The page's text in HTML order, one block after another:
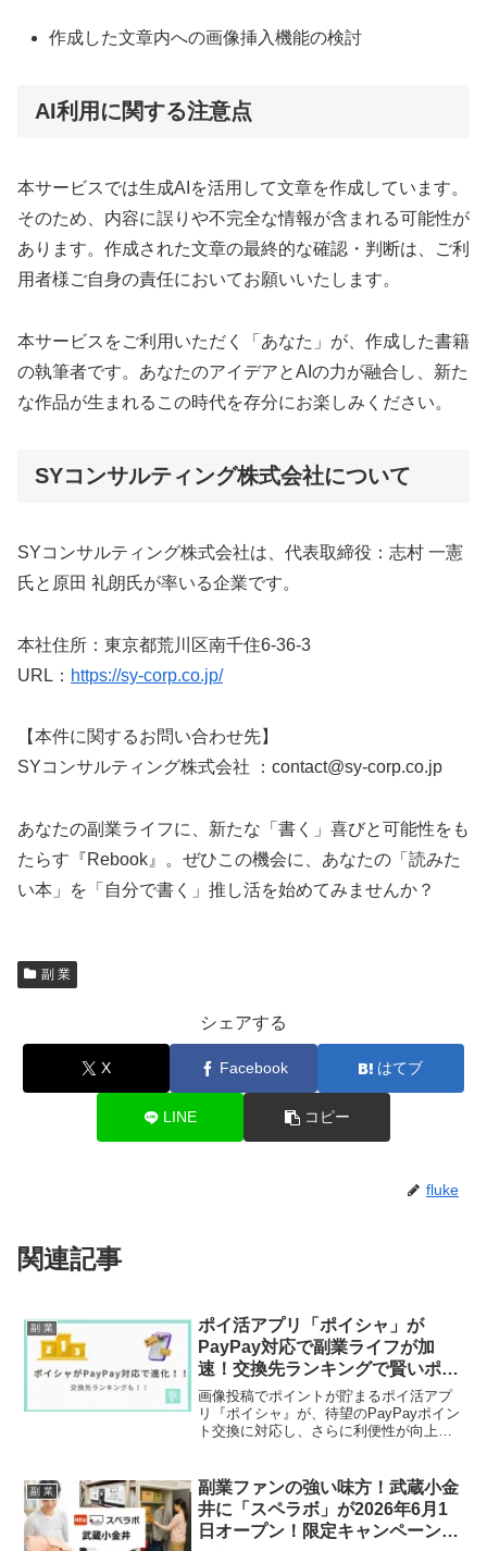
作成した文章内への画像挿入機能の検討
AI利用に関する注意点
本サービスでは生成AIを活用して文章を作成しています。
そのため、内容に誤りや不完全な情報が含まれる可能性が
あります。作成された文章の最終的な確認・判断は、ご利
用者様ご自身の責任においてお願いいたします。
本サービスをご利用いただく「あなた」が、作成した書籍
の執筆者です。あなたのアイデアとAIの力が融合し、新た
な作品が生まれるこの時代を存分にお楽しみください。
SYコンサルティング株式会社について
SYコンサルティング株式会社は、代表取締役：志村 一憲
氏と原田 礼朗氏が率いる企業です。
本社住所：東京都荒川区南千住6-36-3
URL： https://sy-corp.co.jp/
【本件に関するお問い合わせ先】
SYコンサルティング株式会社 ：contact@sy-corp.co.jp
あなたの副業ライフに、新たな「書く」喜びと可能性をも
たらす『Rebook』。ぜひこの機会に、あなたの「読みた
い本」を「自分で書く」推し活を始めてみませんか？
副 業
シェアする
X Facebook はてブ
LINE コピー
fluke
関連記事
副 業
ポイ活アプリ「ポイシャ」が
PayPay対応で副業ライフが加
速！交換先ランキングで賢いポイ
活術も公開！
画像投稿でポイントが貯まるポイ活アプ
リ『ポイシャ』が、待望のPayPayポイン
ト交換に対応し、さらに利便性が向上し
の副業ライフを強力にサポートします。
今回は、実際の交換実績に基づく人気ラ
ンキングも初公開され、より効率的なポ
イ活のヒントが見えてきました。
副 業
副業ファンの強い味方！武蔵小金
井に「スペラボ」が2026年6月1
日オープン！限定キャンペーン＆